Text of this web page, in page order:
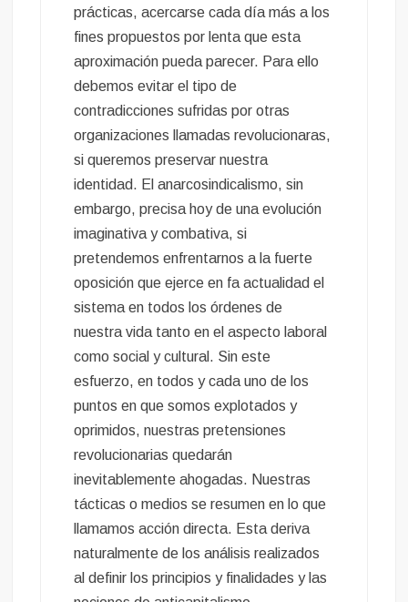
prácticas, acercarse cada día más a los
fines propuestos por lenta que esta
aproximación pueda parecer. Para ello
debemos evitar el tipo de
contradicciones sufridas por otras
organizaciones llamadas revolucionaras,
si queremos preservar nuestra
identidad. El anarcosindicalismo, sin
embargo, precisa hoy de una evolución
imaginativa y combativa, si
pretendemos enfrentarnos a la fuerte
oposición que ejerce en fa actualidad el
sistema en todos los órdenes de
nuestra vida tanto en el aspecto laboral
como social y cultural. Sin este
esfuerzo, en todos y cada uno de los
puntos en que somos explotados y
oprimidos, nuestras pretensiones
revolucionarias quedarán
inevitablemente ahogadas. Nuestras
tácticas o medios se resumen en lo que
llamamos acción directa. Esta deriva
naturalmente de los análisis realizados
al definir los principios y finalidades y las